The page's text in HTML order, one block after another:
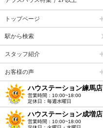
トップページ
駅から検索
スタッフ紹介
お客様の声
ハウステーション練馬店
営業時間：10:00~18:00
定休日：毎週水曜日
ハウステーション成増店
営業時間：10:00~18:00